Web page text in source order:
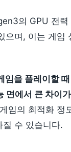
의 GPU 전력
으며, 이는 게임
임을 플레이할
면에서 큰 차이
임의 최적화 정
질 수 있습니다.